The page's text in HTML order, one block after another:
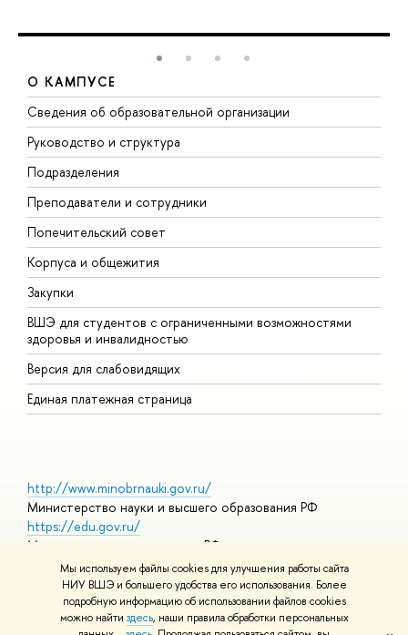
Мы используем файлы cookies для улучшения работы сайта
НИУ ВШЭ и большего удобства его использования. Более
подробную информацию об использовании файлов cookies
можно найти здесь, наши правила обработки персональных
О КАМПУСЕ
Сведения об образовательной организации
Руководство и структура
Подразделения
Преподаватели и сотрудники
Попечительский совет
Корпуса и общежития
Закупки
ВШЭ для студентов с ограниченными возможностями
здоровья и инвалидностью
Версия для слабовидящих
Единая платежная страница
http://www.minobrnauki.gov.ru/
Министерство науки и высшего образования РФ
https://edu.gov.ru/
Министерство просвещения РФ
https://elearning.hse.ru/mooc
Массовые открытые онлайн-курсы